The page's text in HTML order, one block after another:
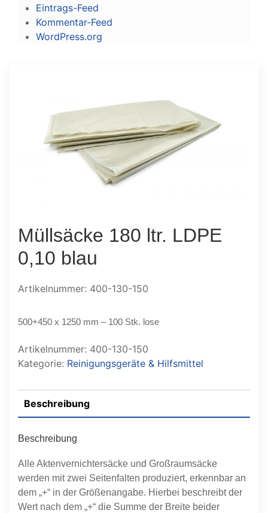
Eintrags-Feed
Kommentar-Feed
WordPress.org
Müllsäcke 180 ltr. LDPE
0,10 blau
Artikelnummer: 400-130-150
500+450 x 1250 mm – 100 Stk. lose
Artikelnummer: 400-130-150
Kategorie: Reinigungsgeräte & Hilfsmittel
Beschreibung
Beschreibung
Alle Aktenvernichtersäcke und Großraumsäcke
werden mit zwei Seitenfalten produziert, erkennbar an
dem „+“ in der Größenangabe. Hierbei beschreibt der
Wert nach dem „+“ die Summe der Breite beider